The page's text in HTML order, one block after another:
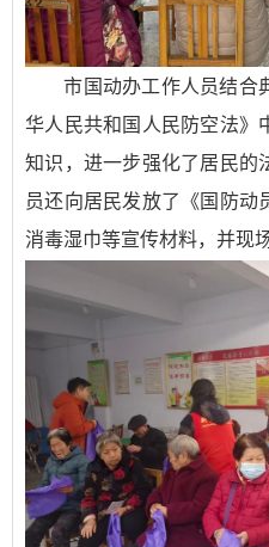
市国动办工作人员结合
华人民共和国人民防空法》
知识，进一步强化了居民的
员还向居民发放了《国防动
消毒湿巾等宣传材料，并现